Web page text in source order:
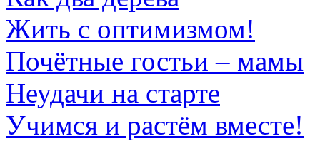
Жить с оптимизмом!
Почётные гостьи – мамы
Неудачи на старте
Учимся и растём вместе!